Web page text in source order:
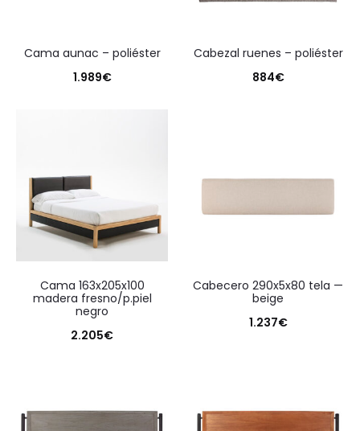
cama aunac – poliéster
1.989€
cabezal ruenes – poliéster
884€
cama 163x205x100
madera fresno/p.piel
negro
2.205€
cabecero 290x5x80 tela —
beige
1.237€